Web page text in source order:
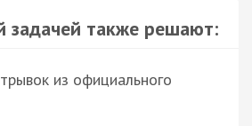
задачей также решают:
из официального